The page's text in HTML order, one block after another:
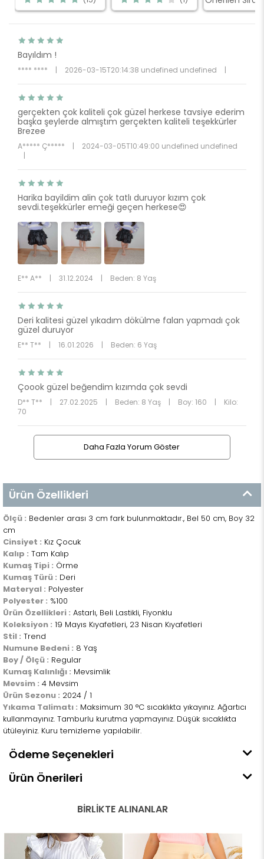
Bayıldım !
**** **** | 2026-03-15T20:14:38 undefined undefined |
gerçekten çok kaliteli çok güzel herkese tavsiye ederim
başka şeylerde almıştım gerçekten kaliteli teşekkürler
Brezee
A***** Ç***** |
2024-03-05T10:49:00 undefined undefined
|
Harika bayildim alin çok tatlı duruyor kızım çok
sevdi.teşekkürler emeği geçen herkese😍
E** A** | 31.12.2024 | Beden: 8 Yaş
Deri kalitesi güzel yıkadım dökülme falan yapmadı çok
güzel duruyor
E** T** | 16.01.2026 | Beden: 6 Yaş
Çoook güzel beğendim kızımda çok sevdi
D** T** | 27.02.2025 | Beden: 8 Yaş | Boy: 160 |
Kilo:
70
Daha Fazla Yorum Göster
Ürün Özellikleri
Ölçü : Bedenler arası 3 cm fark bulunmaktadır., Bel 50 cm, Boy 32
cm
Cinsiyet : Kız Çocuk
Kalıp : Tam Kalıp
Kumaş Tipi : Örme
Kumaş Türü : Deri
Materyal : Polyester
Polyester : %100
Ürün Özellikleri : Astarlı, Beli Lastikli, Fiyonklu
Koleksiyon : 19 Mayıs Kıyafetleri, 23 Nisan Kıyafetleri
Stil : Trend
Numune Bedeni : 8 Yaş
Boy / Ölçü : Regular
Kumaş Kalınlığı : Mevsimlik
Mevsim : 4 Mevsim
Ürün Sezonu : 2024 / 1
Yıkama Talimatı : Maksimum 30 °C sıcaklıkta yıkayınız. Ağartıcı
kullanmayınız. Tamburlu kurutma yapmayınız. Düşük sıcaklıkta
ütüleyiniz. Kuru temizleme yapılabilir.
Ödeme Seçenekleri
Ürün Önerileri